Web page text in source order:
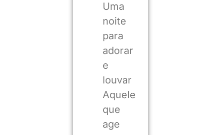
Uma
noite
para
adorar
e
louvar
Aquele
que
age